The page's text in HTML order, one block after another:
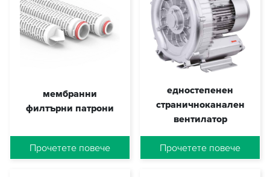
мембранни
филтърни патрони
DUMMY_MTS_MEMBR
Прочетете повече
едностепенен
страничноканален
вентилатор
DUMMY_SKV1
Прочетете повече